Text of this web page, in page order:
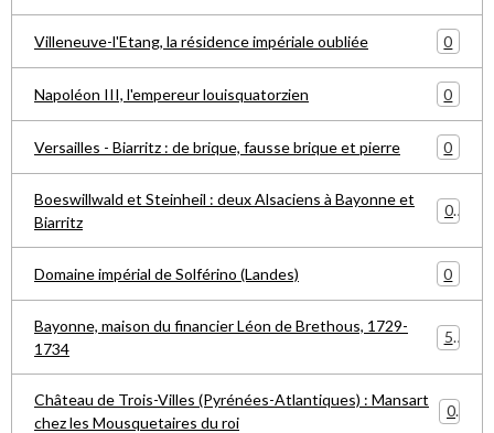
Villeneuve-l'Etang, la résidence impériale oubliée 0
Napoléon III, l'empereur louisquatorzien 0
Versailles - Biarritz : de brique, fausse brique et pierre 0
Boeswillwald et Steinheil : deux Alsaciens à Bayonne et
Biarritz
0
Domaine impérial de Solférino (Landes) 0
Bayonne, maison du financier Léon de Brethous, 1729-
1734
5
Château de Trois-Villes (Pyrénées-Atlantiques) : Mansart
chez les Mousquetaires du roi
0